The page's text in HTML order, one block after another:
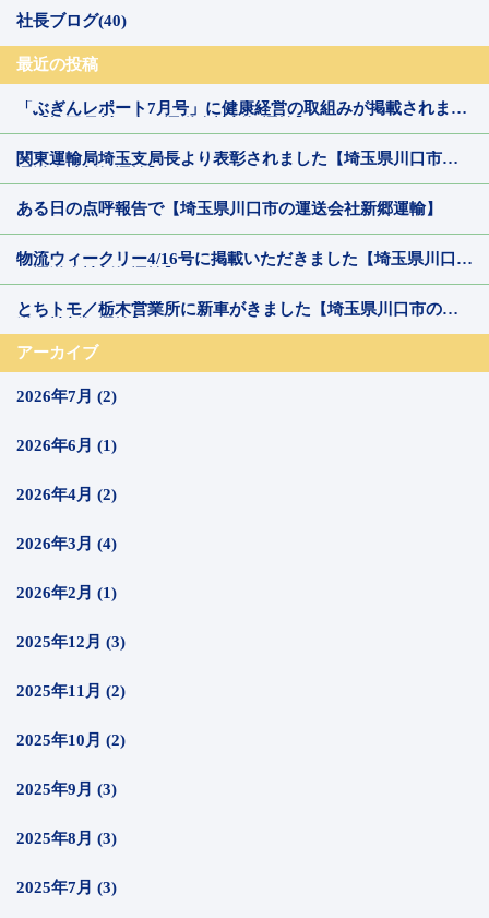
社長ブログ(40)
最近の投稿
「ぶぎんレポート7月号」に健康経営の取組みが掲載されまし
関東運輸局埼玉支局長より表彰されました【埼玉県川口市の
ある日の点呼報告で【埼玉県川口市の運送会社新郷運輸】
物流ウィークリー4/16号に掲載いただきました【埼玉県川口市
とちトモ／栃木営業所に新車がきました【埼玉県川口市の運
アーカイブ
2026年7月 (2)
2026年6月 (1)
2026年4月 (2)
2026年3月 (4)
2026年2月 (1)
2025年12月 (3)
2025年11月 (2)
2025年10月 (2)
2025年9月 (3)
2025年8月 (3)
2025年7月 (3)